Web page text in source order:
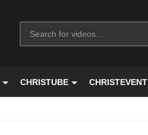
CHRISTUBE CHRISTEVENT